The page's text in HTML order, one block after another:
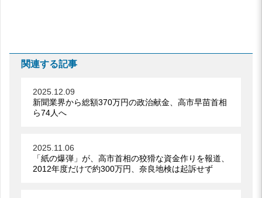
関連する記事
2025.12.09
新聞業界から総額370万円の政治献金、高市早苗首相
ら74人へ
2025.11.06
「紙の爆弾」が、高市首相の狡猾な資金作りを報道、
2012年度だけで約300万円、奈良地検は起訴せず